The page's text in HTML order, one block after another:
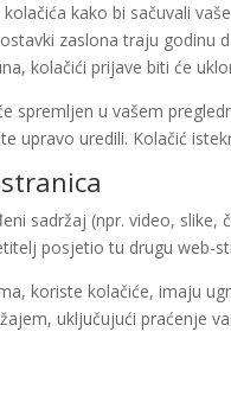
kako bi sačuvali
zaslona traju godinu
kolačići prijave biti će
spremljen u vašem
upravo uredili. Kolačić
sadržaj (npr. video, slike,
posjetio tu drugu web-
koriste kolačiće, imaju
uključujući praćenje